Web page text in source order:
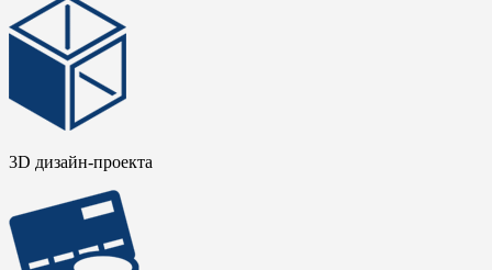
3D дизайн-проекта